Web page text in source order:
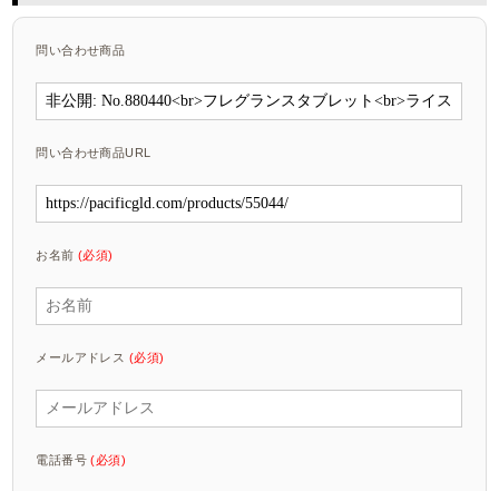
問い合わせ商品
問い合わせ商品URL
お名前 (必須)
メールアドレス (必須)
電話番号(必須)